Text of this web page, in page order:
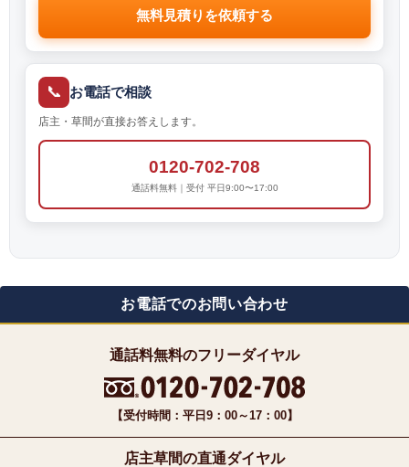
無料見積りを依頼する
📞 お電話で相談
店主・草間が直接お答えします。
0120-702-708
通話料無料｜受付 平日9:00〜17:00
お電話でのお問い合わせ
通話料無料のフリーダイヤル
【受付時間：平日9：00～17：00】
店主草間の直通ダイヤル